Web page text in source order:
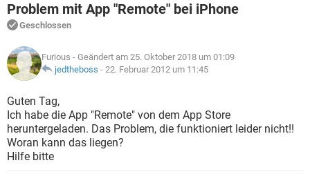
WHATSAPP TIKTOK
FACEBOOK
WINDOWS 10
WHATSAPP
FACEBOOK HARDWARE
SPIELE STREAMING
ANDROID
WINDOWS 10 INSTAGRAM
WHATSAPP
FACEBOOK
FORUM
SPIELE
ANDROID IOS
WHATSAPP TIKTOK
FACEBOOK
LEXIKON
SPIELE
ANDROID
WINDOWS 10 INSTAGRAM
WHATSAPP
Problem mit App "Remote" bei iPhone
Geschlossen
Furious - Geändert am 25. Oktober 2018 um 01:09
jedtheboss - 22. Februar 2012 um 11:45
Guten Tag,
Ich habe die App "Remote" von dem App Store
heruntergeladen. Das Problem, die funktioniert leider nicht!!
Woran kann das liegen?
Hilfe bitte